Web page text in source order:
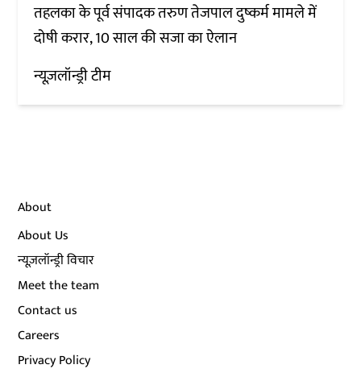
तहलका के पूर्व संपादक तरुण तेजपाल दुष्कर्म मामले में
दोषी करार, 10 साल की सजा का ऐलान
न्यूज़लॉन्ड्री टीम
About
About Us
न्यूज़लॉन्ड्री विचार
Meet the team
Contact us
Careers
Privacy Policy